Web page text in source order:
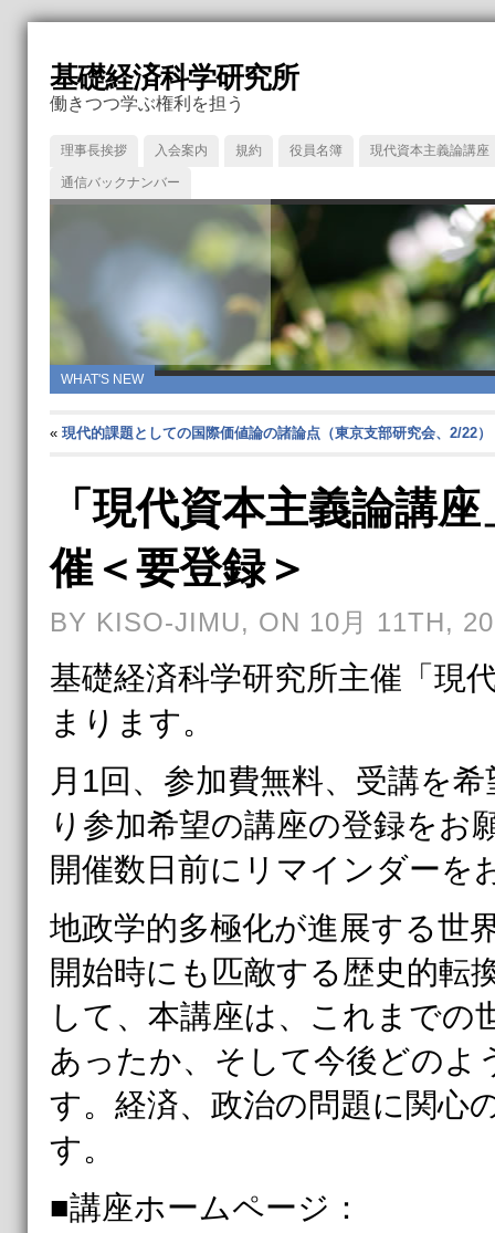
基礎経済科学研究所
働きつつ学ぶ権利を担う
理事長挨拶 入会案内 規約 役員名簿 現代資本主義論講座
通信バックナンバー
WHAT'S NEW
« 現代的課題としての国際価値論の諸論点（東京支部研究会、2/22）
「現代資本主義論講
催＜要登録＞
BY KISO-JIMU, ON 10月 11TH,
基礎経済科学研究所主催「現
まります。
月1回、参加費無料、受講を
り参加希望の講座の登録をお
開催数日前にリマインダーを
地政学的多極化が進展する世
開始時にも匹敵する歴史的転
して、本講座は、これまでの
あったか、そして今後どのよ
す。​経済、 政治の問題に関心
す。
■講座ホームページ：